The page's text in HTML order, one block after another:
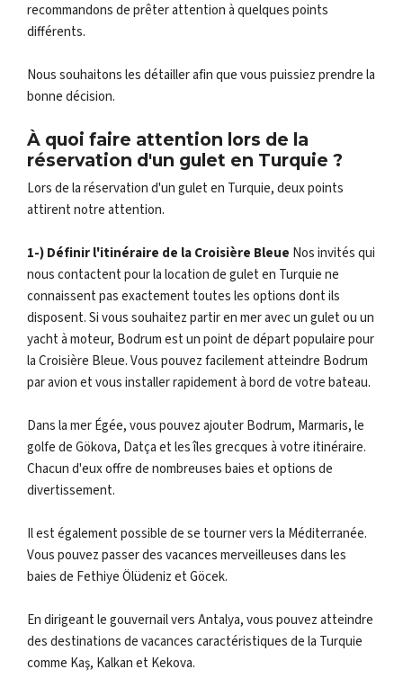
recommandons de prêter attention à quelques points
différents.
Nous souhaitons les détailler afin que vous puissiez prendre la
bonne décision.
À quoi faire attention lors de la
réservation d'un gulet en Turquie ?
Lors de la réservation d'un gulet en Turquie, deux points
attirent notre attention.
1-) Définir l'itinéraire de la Croisière Bleue Nos invités qui
nous contactent pour la location de gulet en Turquie ne
connaissent pas exactement toutes les options dont ils
disposent. Si vous souhaitez partir en mer avec un gulet ou un
yacht à moteur, Bodrum est un point de départ populaire pour
la Croisière Bleue. Vous pouvez facilement atteindre Bodrum
par avion et vous installer rapidement à bord de votre bateau.
Dans la mer Égée, vous pouvez ajouter Bodrum, Marmaris, le
golfe de Gökova, Datça et les îles grecques à votre itinéraire.
Chacun d'eux offre de nombreuses baies et options de
divertissement.
Il est également possible de se tourner vers la Méditerranée.
Vous pouvez passer des vacances merveilleuses dans les
baies de Fethiye Ölüdeniz et Göcek.
En dirigeant le gouvernail vers Antalya, vous pouvez atteindre
des destinations de vacances caractéristiques de la Turquie
comme Kaş, Kalkan et Kekova.